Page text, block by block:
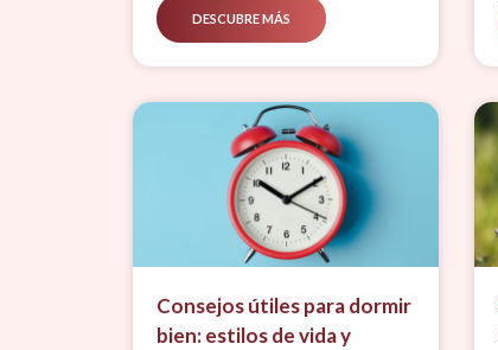
DESCUBRE MÁS
Consejos útiles para dormir
bien: estilos de vida y